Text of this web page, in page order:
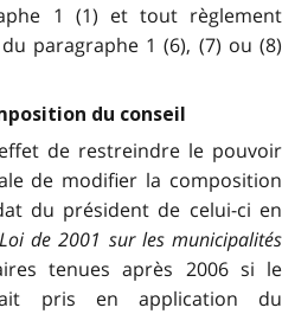
1 (1) et tout règlement
paragraphe 1 (6), (7) ou (8)
du conseil
de restreindre le pouvoir
de modifier la composition
du président de celui-ci en
Loi de 2001 sur les municipalités
tenues après 2006 si le
pris en application du